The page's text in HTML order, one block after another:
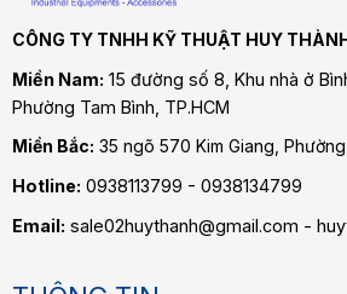
CÔNG TY TNHH KỸ THUẬT HUY
Miền Nam: 15 đường số 8, Khu nhà ở
Phường Tam Bình , TP.HCM
Miền Bắc: 35 ngõ 570 Kim Giang,
Hotline: 0938113799 - 0938134799
Email: sale02huythanh@gmail.com -